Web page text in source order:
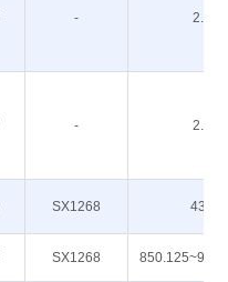
- 2.4G
- 2.4G
SX1268 433M
SX1268